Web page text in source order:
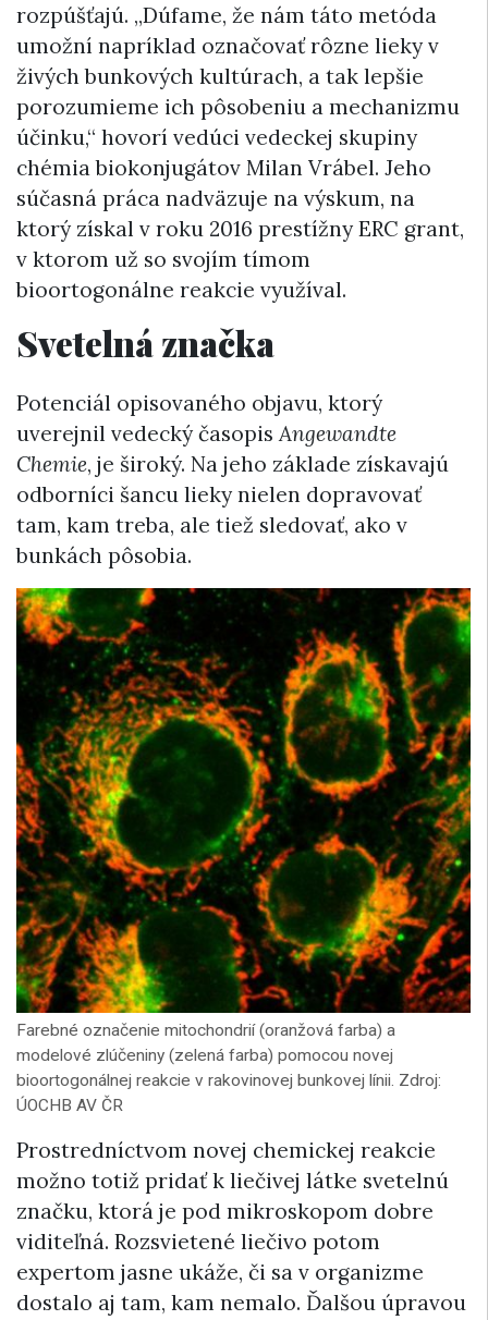
rozpúšťajú. „Dúfame, že nám táto metóda
umožní napríklad označovať rôzne lieky v
živých bunkových kultúrach, a tak lepšie
porozumieme ich pôsobeniu a mechanizmu
účinku,“ hovorí vedúci vedeckej skupiny
chémia biokonjugátov Milan Vrábel. Jeho
súčasná práca nadväzuje na výskum, na
ktorý získal v roku 2016 prestížny ERC grant,
v ktorom už so svojím tímom
bioortogonálne reakcie využíval.
Svetelná značka
Potenciál opisovaného objavu, ktorý
uverejnil vedecký časopisAngewandte
Chemie, je široký. Na jeho základe získavajú
odborníci šancu lieky nielen dopravovať
tam, kam treba, ale tiež sledovať, ako v
bunkách pôsobia.
Farebné označenie mitochondrií (oranžová farba) a
modelové zlúčeniny (zelená farba) pomocou novej
bioortogonálnej reakcie v rakovinovej bunkovej línii. Zdroj:
ÚOCHB AV ČR
Prostredníctvom novej chemickej reakcie
možno totiž pridať k liečivej látke svetelnú
značku, ktorá je pod mikroskopom dobre
viditeľná. Rozsvietené liečivo potom
expertom jasne ukáže, či sa v organizme
dostalo aj tam, kam nemalo. Ďalšou úpravou